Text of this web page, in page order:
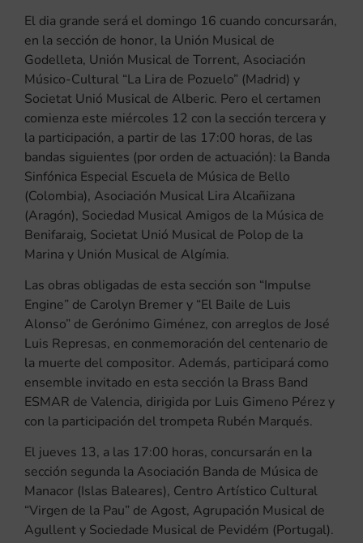
El dia grande será el domingo 16 cuando concursarán,
en la sección de honor, la Unión Musical de
Godelleta, Unión Musical de Torrent, Asociación
Músico-Cultural “La Lira de Pozuelo” (Madrid) y
Societat Unió Musical de Alberic. Pero el certamen
comienza este miércoles 12 con la sección tercera y
la participación, a partir de las 17:00 horas, de las
bandas siguientes (por orden de actuación): la Banda
Sinfónica Especial Escuela de Música de Bello
(Colombia), Asociación Musical Lira Alcañizana
(Aragón), Sociedad Musical Amigos de la Música de
Benifaraig, Societat Unió Musical de Polop de la
Marina y Unión Musical de Algímia.
Las obras obligadas de esta sección son “Impulse
Engine” de Carolyn Bremer y “El Baile de Luis
Alonso” de Gerónimo Giménez, con arreglos de José
Luis Represas, en conmemoración del centenario de
la muerte del compositor. Además, participará como
ensemble invitado en esta sección la Brass Band
ESMAR de Valencia, dirigida por Luis Gimeno Pérez y
con la participación del trompeta Rubén Marqués.
El jueves 13, a las 17:00 horas, concursarán en la
sección segunda la Asociación Banda de Música de
Manacor (Islas Baleares), Centro Artístico Cultural
“Virgen de la Pau” de Agost, Agrupación Musical de
Agullent y Sociedade Musical de Pevidém (Portugal).